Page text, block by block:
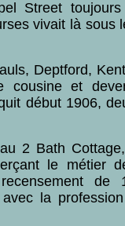
Street
vivait là sous
Deptford,
cousine et
début 1906,
2 Bath
le métier
de
la